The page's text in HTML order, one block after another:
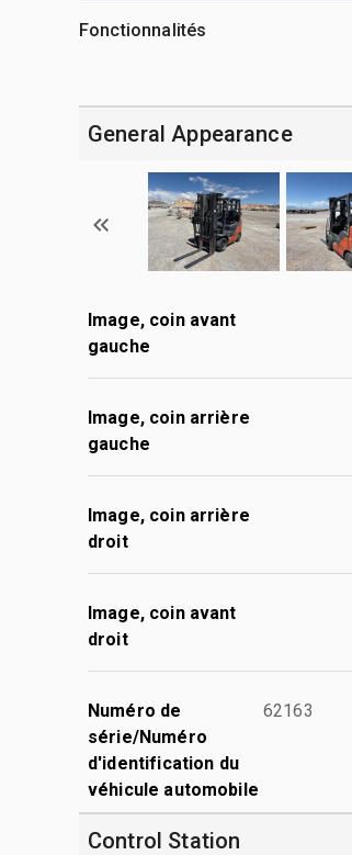
Fonctionnalités
General Appearance
Image, coin avant
gauche
Image, coin arrière
gauche
Image, coin arrière
droit
Image, coin avant
droit
Numéro de
série/Numéro
d'identification du
véhicule automobile
62163
Control Station